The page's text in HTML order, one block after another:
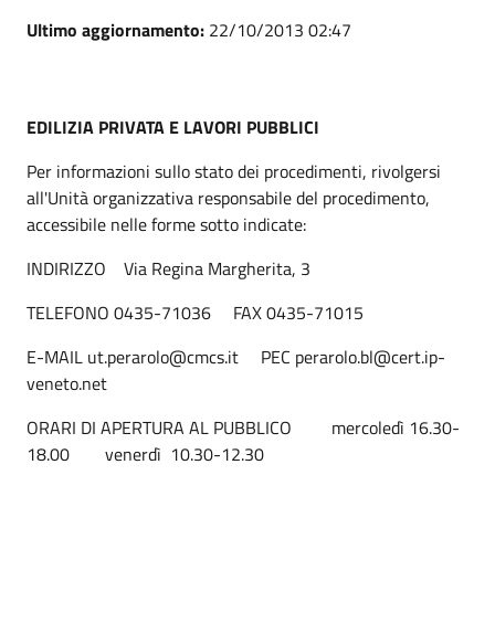
Ultimo aggiornamento: 22/10/2013 02:47
EDILIZIA PRIVATA E LAVORI PUBBLICI
Per informazioni sullo stato dei procedimenti, rivolgersi
all'Unità organizzativa responsabile del procedimento,
accessibile nelle forme sotto indicate:
INDIRIZZO Via Regina Margherita, 3
TELEFONO 0435-71036 FAX 0435-71015
E-MAIL ut.perarolo@cmcs.it PEC perarolo.bl@cert.ip-
veneto.net
ORARI DI APERTURA AL PUBBLICO mercoledì 16.30-
18.00 venerdì 10.30-12.30